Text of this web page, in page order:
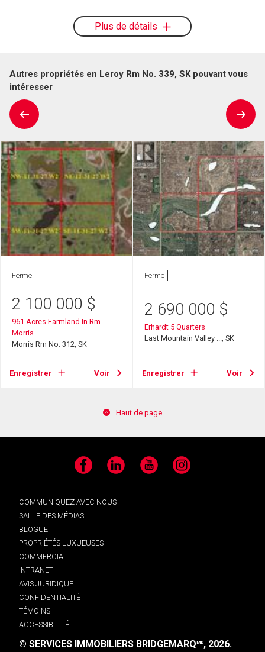
Plus de détails
Autres propriétés en Leroy Rm No. 339, SK pouvant vous
intéresser
Ferme
2 100 000 $
961 Acres Farmland In Rm
Morris
Morris Rm No. 312, SK
Enregistrer Voir
Ferme
2 690 000 $
Erhardt 5 Quarters
Last Mountain Valley ..., SK
Enregistrer Voir
Haut de page
Facebook LinkedIn YouTube Instagram
COMMUNIQUEZ AVEC NOUS
SALLE DES MÉDIAS
BLOGUE
PROPRIÉTÉS LUXUEUSES
COMMERCIAL
INTRANET
AVIS JURIDIQUE
CONFIDENTIALITÉ
TÉMOINS
ACCESSIBILITÉ
© SERVICES IMMOBILIERS BRIDGEMARQMD, 2026.